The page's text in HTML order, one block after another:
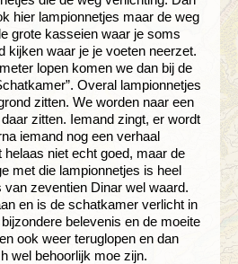
hier lampionnetjes maar de weg
grote kasseien waar je soms
kijken waar je je voeten neerzet.
lopen komen we dan bij de
Overal lampionnetjes
zitten. We worden naar een
zitten. Iemand zingt, er wordt
iemand nog een verhaal
niet echt goed, maar de
met die lampionnetjes is heel
van zeventien Dinar wel waard.
en is de schatkamer verlicht in
belevenis en de moeite
ook weer teruglopen en dan
wel behoorlijk moe zijn.